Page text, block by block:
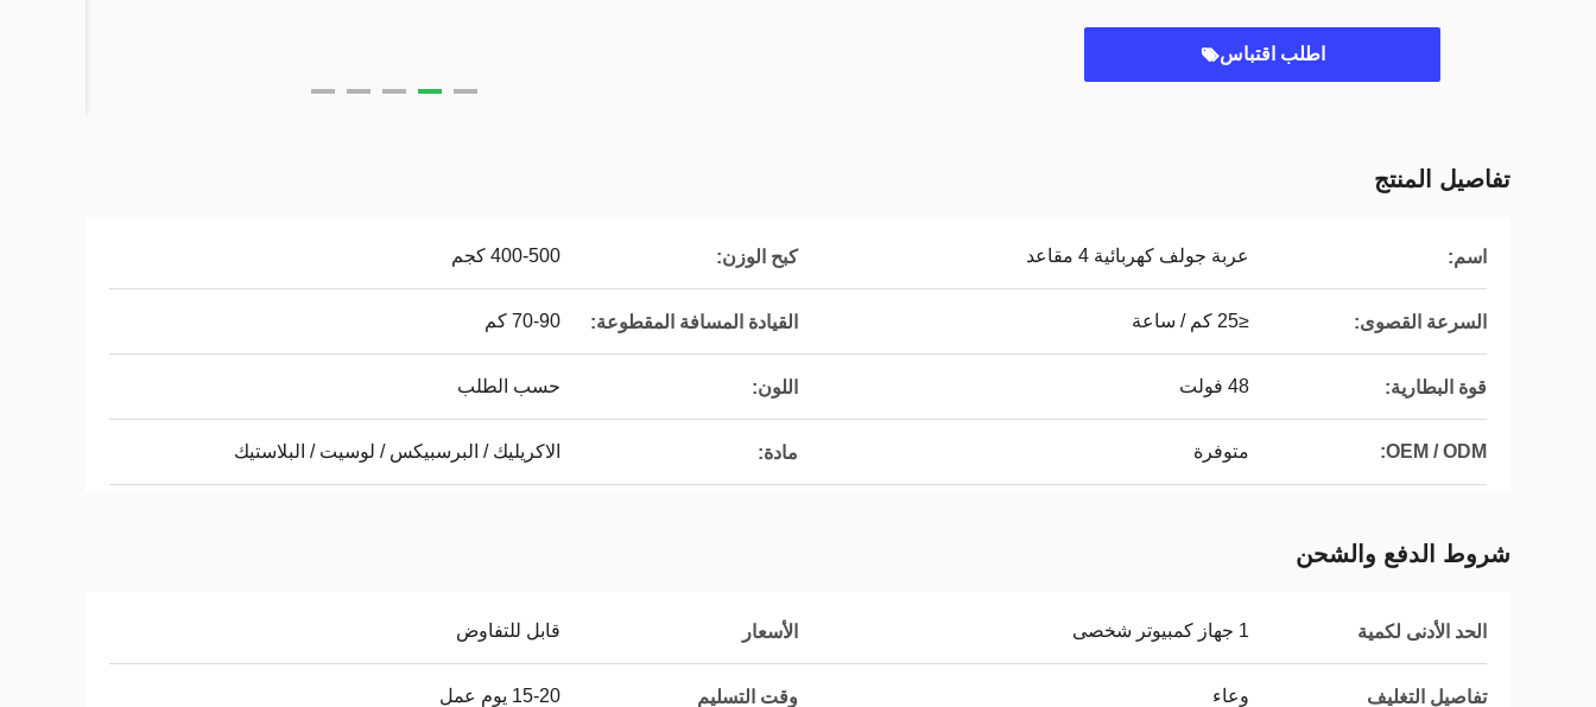
اطلب اقتباس
تفاصيل المنتج
اسم: عربة جولف كهربائية 4 مقاعد كبح الوزن: 400-500 كجم
السرعة القصوى: ≤25 كم / ساعة القيادة المسافة المقطوعة: 70-90 كم
قوة البطارية: 48 فولت اللون: حسب الطلب
OEM / ODM: متوفرة مادة: الاكريليك / البرسبيكس / لوسيت / البلاستيك
شروط الدفع والشحن
الحد الأدنى لكمية 1 جهاز كمبيوتر شخصى الأسعار قابل للتفاوض
تفاصيل التغليف وعاء وقت التسليم 15-20 يوم عمل